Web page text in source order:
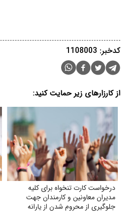
کدخبر: 1108003
از کارزارهای زیر حمایت کنید:
درخواست کارت تنخواه برای کلیه
مدیران معاونین و کارمندان جهت
جلوگیری از محروم شدن از یارانه